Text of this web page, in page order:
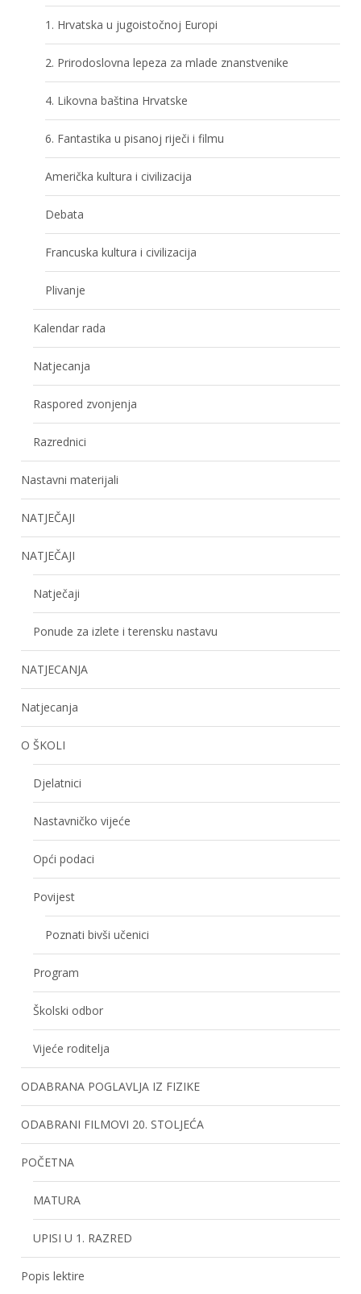
1. Hrvatska u jugoistočnoj Europi
2. Prirodoslovna lepeza za mlade znanstvenike
4. Likovna baština Hrvatske
6. Fantastika u pisanoj riječi i filmu
Američka kultura i civilizacija
Debata
Francuska kultura i civilizacija
Plivanje
Kalendar rada
Natjecanja
Raspored zvonjenja
Razrednici
Nastavni materijali
NATJEČAJI
NATJEČAJI
Natječaji
Ponude za izlete i terensku nastavu
NATJECANJA
Natjecanja
O ŠKOLI
Djelatnici
Nastavničko vijeće
Opći podaci
Povijest
Poznati bivši učenici
Program
Školski odbor
Vijeće roditelja
ODABRANA POGLAVLJA IZ FIZIKE
ODABRANI FILMOVI 20. STOLJEĆA
POČETNA
MATURA
UPISI U 1. RAZRED
Popis lektire